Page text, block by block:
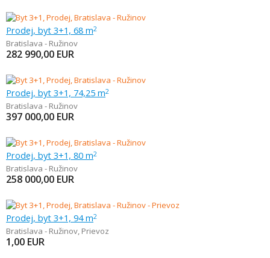
Prodej, byt 3+1, 68 m2
Bratislava - Ružinov
282 990,00 EUR
Prodej, byt 3+1, 74,25 m2
Bratislava - Ružinov
397 000,00 EUR
Prodej, byt 3+1, 80 m2
Bratislava - Ružinov
258 000,00 EUR
Prodej, byt 3+1, 94 m2
Bratislava - Ružinov, Prievoz
1,00 EUR